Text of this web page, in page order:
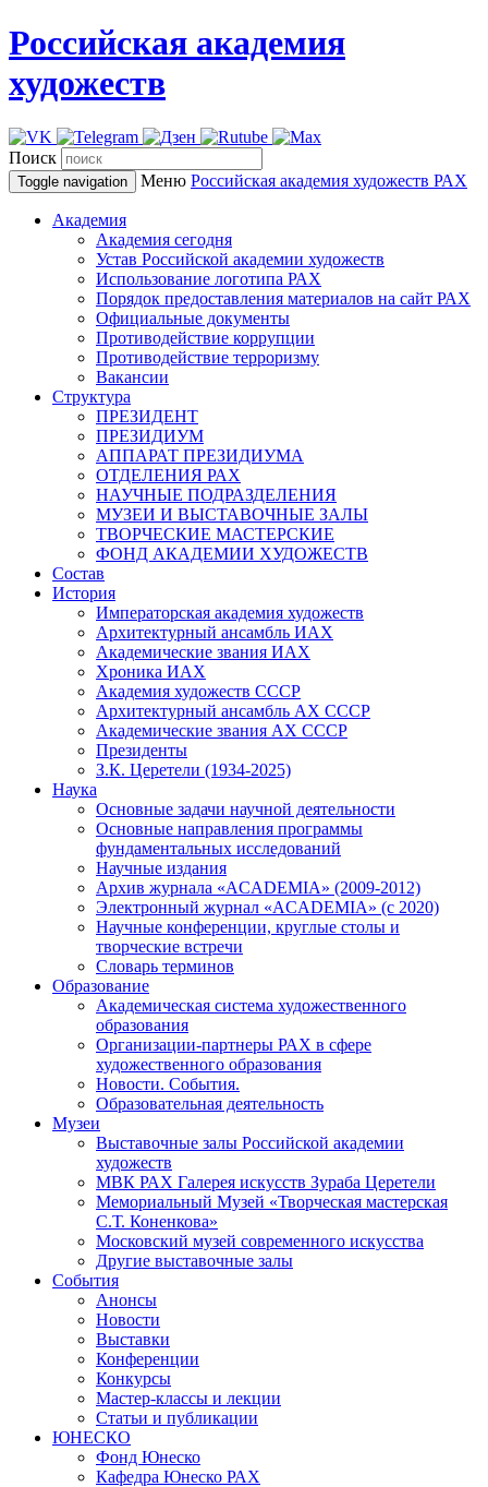
Российская академия
художеств
Поиск
Toggle navigation Меню Российская академия художеств РАХ
Академия
Академия сегодня
Устав Российской академии художеств
Использование логотипа РАХ
Порядок предоставления материалов на сайт РАХ
Официальные документы
Противодействие коррупции
Противодействие терроризму
Вакансии
Структура
ПРЕЗИДЕНТ
ПРЕЗИДИУМ
АППАРАТ ПРЕЗИДИУМА
ОТДЕЛЕНИЯ РАХ
НАУЧНЫЕ ПОДРАЗДЕЛЕНИЯ
МУЗЕИ И ВЫСТАВОЧНЫЕ ЗАЛЫ
ТВОРЧЕСКИЕ МАСТЕРСКИЕ
ФОНД АКАДЕМИИ ХУДОЖЕСТВ
Состав
История
Императорская академия художеств
Архитектурный ансамбль ИАХ
Академические звания ИАХ
Хроника ИАХ
Академия художеств СССР
Архитектурный ансамбль АХ СССР
Академические звания АХ СССР
Президенты
З.К. Церетели (1934-2025)
Наука
Основные задачи научной деятельности
Основные направления программы
фундаментальных исследований
Научные издания
Архив журнала «ACADEMIA» (2009-2012)
Электронный журнал «ACADEMIA» (с 2020)
Научные конференции, круглые столы и
творческие встречи
Словарь терминов
Образование
Академическая система художественного
образования
Организации-партнеры РАХ в сфере
художественного образования
Новости. События.
Образовательная деятельность
Музеи
Выставочные залы Российской академии
художеств
МВК РАХ Галерея искусств Зураба Церетели
Мемориальный Музей «Творческая мастерская
С.Т. Коненкова»
Московский музей современного искусства
Другие выставочные залы
События
Анонсы
Новости
Выставки
Конференции
Конкурсы
Мастер-классы и лекции
Статьи и публикации
ЮНЕСКО
Фонд Юнеско
Кафедра Юнеско РАХ